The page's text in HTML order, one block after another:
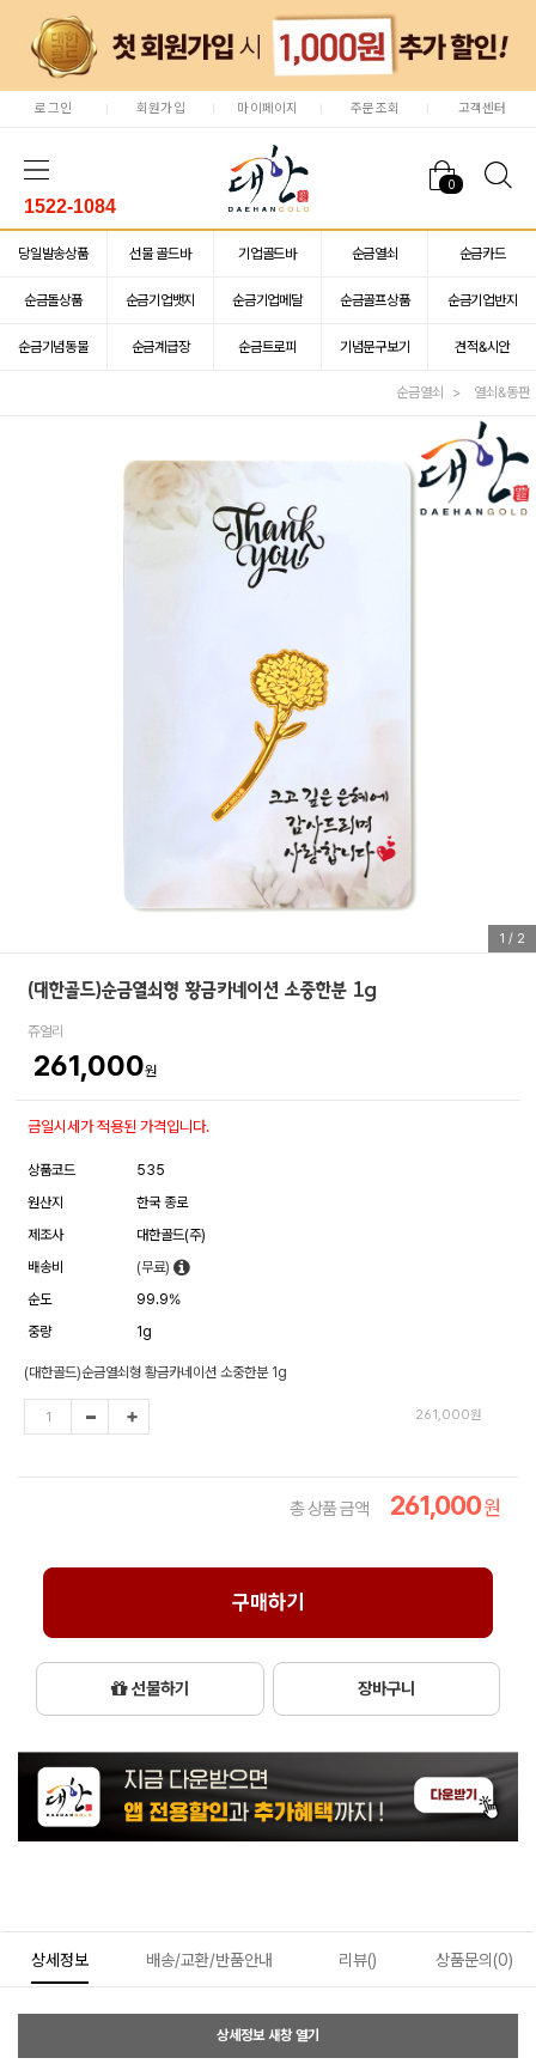
로그인 회원가입 마이페이지 주문조회 고객센터
0
1522-1084
당일발송상품 선물 골드바 기업골드바 순금열쇠 순금카드
순금돌상품 순금기업뱃지 순금기업메달 순금골프상품 순금기업반지
순금기념동물 순금계급장 순금트로피 기념문구보기 견적&시안
순금열쇠 열쇠&동판
1 / 2
(대한골드)순금열쇠형 황금카네이션 소중한분 1g
쥬얼리
261,000원
금일시세가 적용된 가격입니다.
상품코드
535
원산지
한국 종로
제조사
대한골드(주)
배송비
(무료)
순도
99.9%
중량
1g
(대한골드)순금열쇠형 황금카네이션 소중한분 1g
261,000원
총 상품 금액 261,000원
구매하기
선물하기 장바구니
상세정보 배송/교환/반품안내 리뷰() 상품문의(0)
상세정보 새창 열기